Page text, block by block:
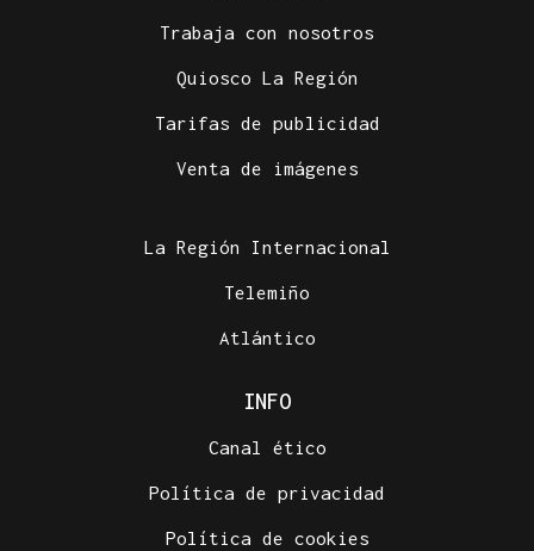
Trabaja con nosotros
Quiosco La Región
Tarifas de publicidad
Venta de imágenes
La Región Internacional
Telemiño
Atlántico
INFO
Canal ético
Política de privacidad
Política de cookies